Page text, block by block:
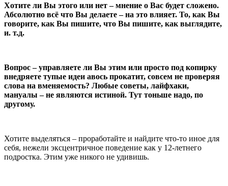
Хотите ли Вы этого или нет – мнение о Вас будет сложено.
Абсолютно всё что Вы делаете – на это влияет. То, как Вы
говорите, как Вы пишите, что Вы пишите, как выглядите,
и. т.д.
Вопрос – управляете ли Вы этим или просто под копирку
внедряете тупые идеи авось прокатит, совсем не проверяя
слова на вменяемость? Любые советы, лайфхаки,
мануалы – не являются истиной. Тут тоньше надо, по
другому.
Хотите выделяться – проработайте и найдите что-то иное для
себя, нежели эксцентричное поведение как у 12-летнего
подростка. Этим уже никого не удивишь.